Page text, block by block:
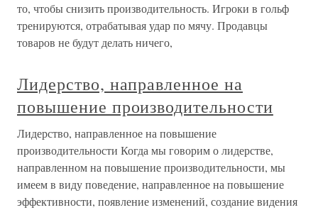
то, чтобы снизить производительность. Игроки в гольф
тренируются, отрабатывая удар по мячу. Продавцы
товаров не будут делать ничего,
Лидерство, направленное на
повышение производительности
Лидерство, направленное на повышение
производительности Когда мы говорим о лидерстве,
направленном на повышение производительности, мы
имеем в виду поведение, направленное на повышение
эффективности, появление изменений, создание видения